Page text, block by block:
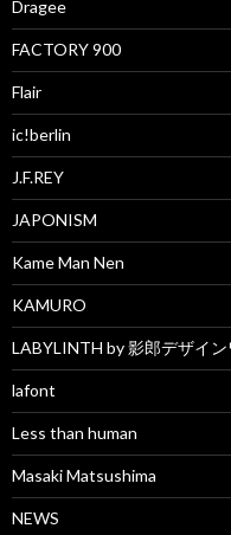
Dragee
FACTORY 900
Flair
ic!berlin
J.F.REY
JAPONISM
Kame Man Nen
KAMURO
LABYLINTH by 影郎デザイン
lafont
Less than human
Masaki Matsushima
NEWS